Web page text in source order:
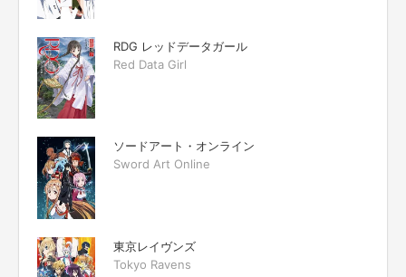
RDG レッドデータガール
Red Data Girl
ソードアート・オンライン
Sword Art Online
東京レイヴンズ
Tokyo Ravens